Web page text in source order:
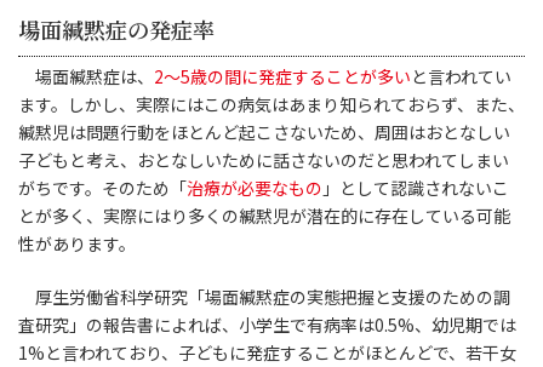
場面緘黙症の発症率
場面緘黙症は、 2～5歳の間に発症することが多いと言われてい
ます。しかし、実際にはこの病気はあまり知られておらず、また、
緘黙児は問題行動をほとんど起こさないため、周囲はおとなしい
子どもと考え、おとなしいために話さないのだと思われてしまい
がちです。そのため「治療が必要なもの 」として認識されないこ
とが多く、実際にはり多くの緘黙児が潜在的に存在している可能
性があります。
厚生労働省科学研究「場面緘黙症の実態把握と支援のための調
査研究」の報告書によれば、小学生で有病率は0.5%、幼児期では
1%と言われており、子どもに発症することがほとんどで、若干女